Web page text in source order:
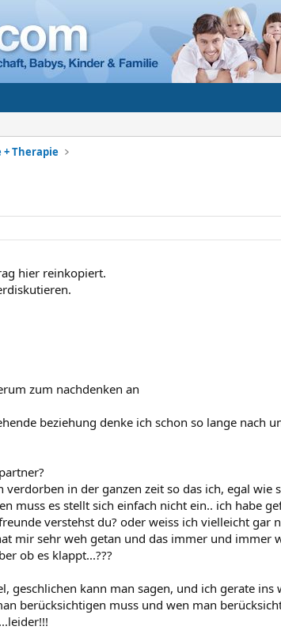
Therapie
hier reinkopiert.
zum nachdenken an
beziehung denke ich schon so lange nach
in der ganzen zeit so das ich, egal wie
muss es stellt sich einfach nicht ein.. ich habe
verstehst du? oder weiss ich vielleicht gar
mir sehr weh getan und das immer und immer
ob es klappt...???
geschlichen kann man sagen, und ich gerate ins
berücksichtigen muss und wen man